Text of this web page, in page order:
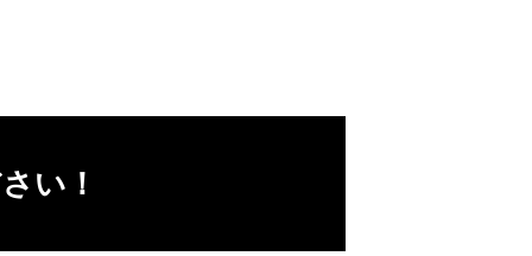
い！